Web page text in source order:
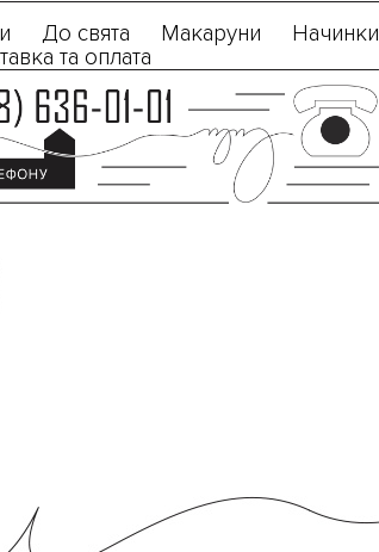
До свята Макаруни Начинки
та оплата